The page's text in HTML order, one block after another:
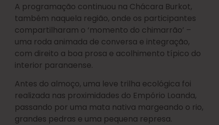
A programação continuou na Chácara Burkot,
também naquela região, onde os participantes
compartilharam o ‘momento do chimarrão’ –
uma roda animada de conversa e integração,
com direito a boa prosa e acolhimento típico do
interior paranaense.
Antes do almoço, uma leve trilha ecológica foi
realizada nas proximidades do Empório Loanda,
passando por uma mata nativa margeando o rio,
grandes pedras e uma pequena represa.